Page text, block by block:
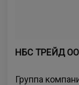
НБС ТРЕЙД
Группа